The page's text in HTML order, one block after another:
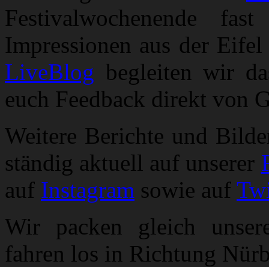
Festivalwochenende
Impressionen aus der
LiveBlog begleiten wir
euch Feedback direkt von
Weitere Berichte und
ständig aktuell auf unserer
auf Instagram sowie auf
Wir packen gleich
fahren los in Richtung